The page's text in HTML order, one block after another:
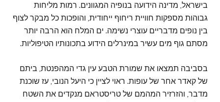
בישראל, מדינה הידועה בנופיה המגוונים. רמות מליחות
גבוהות מספקות חוויית ריחוף ייחודית, והופכות כל מבקר לצוף
בין נופים מדבריים עוצרי נשימה. ים המלח הוא הרבה יותר
מסתם גוף מים עשיר במינרלים הידוע בתכונותיו הטיפוליות.
בסביבה תמצאו את שמורת הטבע עין גדי המהפנטת, ביתם
של קאדר אחר של עופות. ראוי לציין כי היעל הנובי, עז שוכנת
מדבר, והזרזיר המהמם של טריסטראם מנקדים את השטח